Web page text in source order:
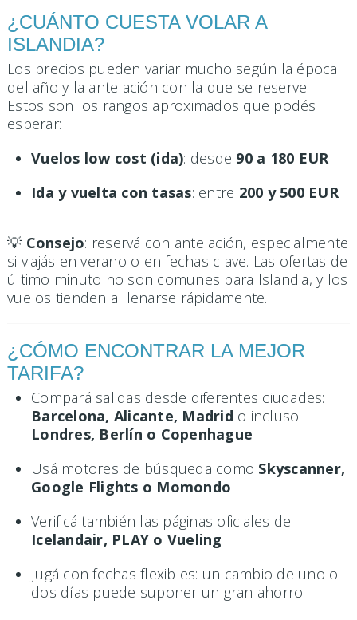
¿CUÁNTO CUESTA VOLAR A
ISLANDIA?
Los precios pueden variar mucho según la época
del año y la antelación con la que se reserve.
Estos son los rangos aproximados que podés
esperar:
Vuelos low cost (ida): desde 90 a 180 EUR
Ida y vuelta con tasas: entre 200 y 500 EUR
💡 Consejo: reservá con antelación, especialmente
si viajás en verano o en fechas clave. Las ofertas de
último minuto no son comunes para Islandia, y los
vuelos tienden a llenarse rápidamente.
¿CÓMO ENCONTRAR LA MEJOR
TARIFA?
Compará salidas desde diferentes ciudades:
Barcelona, Alicante, Madrid o incluso
Londres, Berlín o Copenhague
Usá motores de búsqueda como Skyscanner,
Google Flights o Momondo
Verificá también las páginas oficiales de
Icelandair, PLAY o Vueling
Jugá con fechas flexibles: un cambio de uno o
dos días puede suponer un gran ahorro